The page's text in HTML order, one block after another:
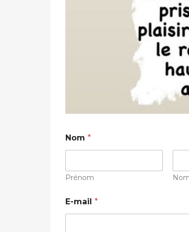
Nom *
Prénom
E-mail *